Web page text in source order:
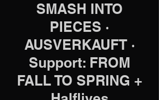
SMASH INTO
PIECES ·
AUSVERKAUFT ·
Support: FROM
FALL TO SPRING +